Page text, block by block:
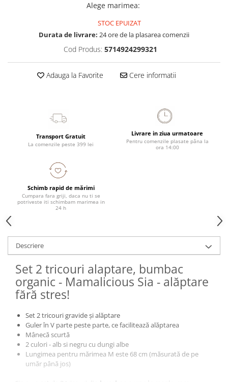
Alege marimea:
STOC EPUIZAT
Durata de livrare: 24 ore de la plasarea comenzii
Cod Produs: 5714924299321
Adauga la Favorite Cere informatii
Transport Gratuit
La comenzile peste 399 lei
Livrare in ziua urmatoare
Pentru comenzile plasate pâna la
ora 14:00
Schimb rapid de mărimi
Cumpara fara griji, daca nu ti se
potriveste iti schimbam marimea in
24 h
Descriere
Set 2 tricouri alaptare, bumbac
organic - Mamalicious Sia - alăptare
fără stres!
Set 2 tricouri gravide și alăptare
Guler în V parte peste parte, ce facilitează alăptarea
Mânecă scurtă
2 culori - alb si negru cu dungi albe
Lungimea pentru mărimea M este 68 cm (măsurată de pe
umăr până jos)